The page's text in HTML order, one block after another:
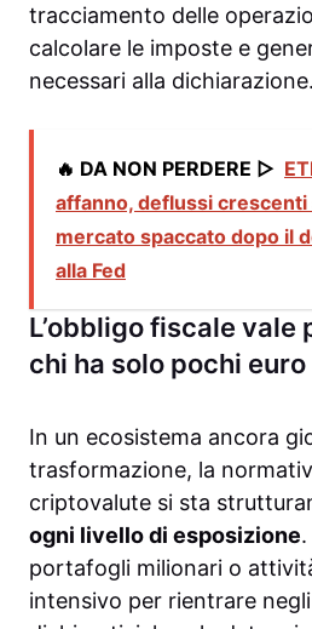
tracciamento delle
calcolare le imposte e
necessari alla dichiarazione.
🔥 DA NON PERDERE ▷
affanno, deflussi crescenti
mercato spaccato dopo il
alla Fed
L’obbligo fiscale vale
chi ha solo pochi
In un ecosistema ancora
trasformazione, la
criptovalute si sta
ogni livello di esposizione
portafogli milionari o
intensivo per rientrare